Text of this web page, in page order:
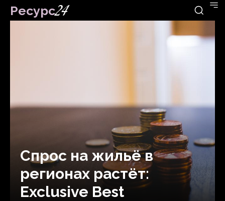
Ресурс24
Спрос на жильё в
регионах растёт:
Exclusive Best